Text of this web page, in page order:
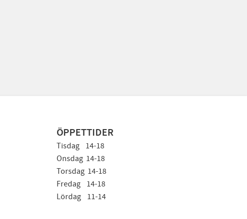
ÖPPETTIDER
Tisdag 14-18
Onsdag 14-18
Torsdag 14-18
Fredag 14-18
Lördag 11-14